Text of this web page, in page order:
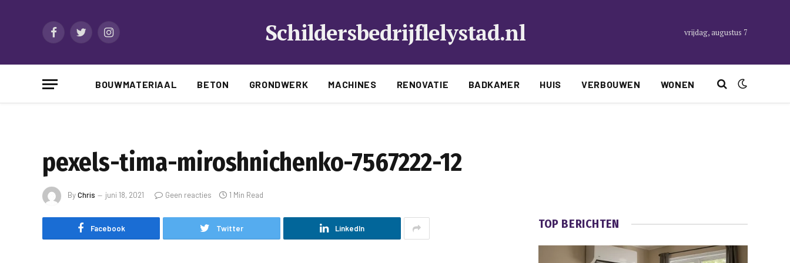
FacebookTwitterInstagram Schildersbedrijflelystad.nl vrijdag, augustus 7
BOUWMATERIAAL BETON GRONDWERK MACHINES RENOVATIE BADKAMER HUIS VERBOUWEN WONEN
pexels-tima-miroshnichenko-7567222-12
ByChris juni 18, 2021 Geen reacties 1 Min Read
Facebook Twitter LinkedIn TOP BERICHTEN